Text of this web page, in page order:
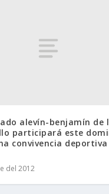
alevín-benjamín de
participará este
convivencia deportiva
del 2012